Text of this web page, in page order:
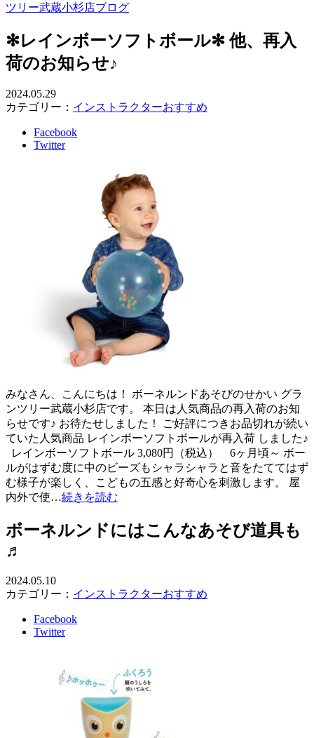
ツリー武蔵小杉店ブログ
✻レインボーソフトボール✻ 他、再入
荷のお知らせ♪
2024.05.29
カテゴリー： インストラクターおすすめ
Facebook
Twitter
みなさん、こんにちは！ ボーネルンドあそびのせかい グラ
ンツリー武蔵小杉店です。 本日は人気商品の再入荷のお知
らせです♪ お待たせしました！ ご好評につきお品切れが続い
ていた人気商品 レインボーソフトボールが再入荷 しました♪
レインボーソフトボール 3,080円（税込） 6ヶ月頃～ ボー
ルがはずむ度に中のビーズもシャラシャラと音をたててはず
む様子が楽しく、こどもの五感と好奇心を刺激します。 屋
内外で使…続きを読む
ボーネルンドにはこんなあそび道具も
♬
2024.05.10
カテゴリー： インストラクターおすすめ
Facebook
Twitter